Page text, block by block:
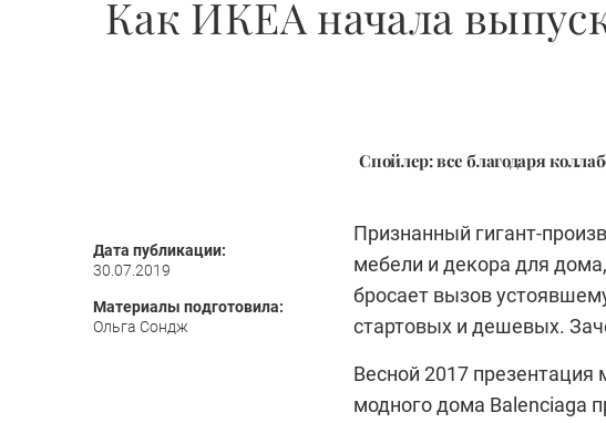
Как ИКЕА начала
Спойлер: все благодаря
Дата публикации:
30.07.2019
Материалы подготовила:
Ольга Сондж
Признанный гигант-
мебели и декора для
бросает вызов
стартовых и дешевых.
Весной 2017 презентация
модного дома Balenciaga